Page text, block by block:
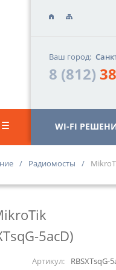
Ваш город:
8 (812)
ОФИС
8 (812)
WI-FI
Радиомосты
5acD)
Артикул: RBSXTsqG-